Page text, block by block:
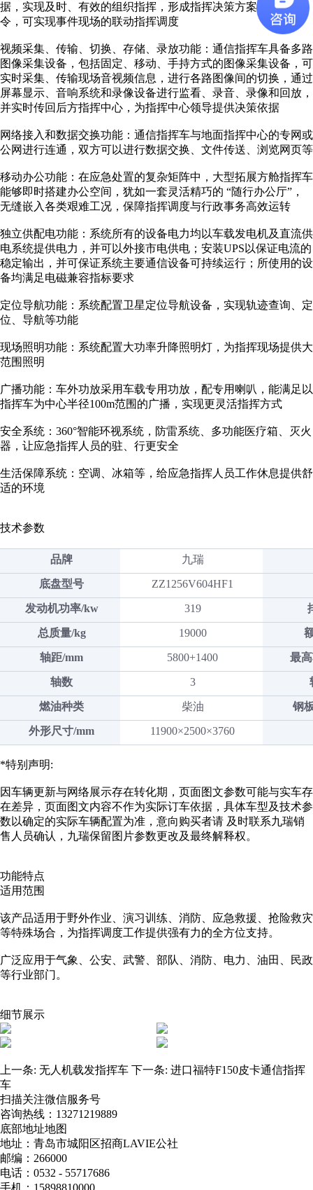
据，实现及时、有效的组织指挥，形成指挥决策方案、下达指
令，可实现事件现场的联动指挥调度
视频采集、传输、切换、存储、录放功能：通信指挥车具备多路
图像采集设备，包括固定、移动、手持方式的图像采集设备，可
实时采集、传输现场音视频信息，进行各路图像间的切换，通过
屏幕显示、音响系统和录像设备进行监看、录音、录像和回放，
并实时传回后方指挥中心，为指挥中心领导提供决策依据
网络接入和数据交换功能：通信指挥车与地面指挥中心的专网或
公网进行连通，双方可以进行数据交换、文件传送、浏览网页等
移动办公功能：在应急处置的复杂矩阵中，大型拓展方舱指挥车
能够即时搭建办公空间，犹如一套灵活精巧的 “随行办公厅”，
无缝嵌入各类艰难工况，保障指挥调度与行政事务高效运转
独立供配电功能：系统所有的设备电力均以车载发电机及直流供
电系统提供电力，并可以外接市电供电；安装UPS以保证电流的
稳定输出，并可保证系统主要通信设备可持续运行；所使用的设
备均满足电磁兼容指标要求
定位导航功能：系统配置卫星定位导航设备，实现轨迹查询、定
位、导航等功能
现场照明功能：系统配置大功率升降照明灯，为指挥现场提供大
范围照明
广播功能：车外功放采用车载专用功放，配专用喇叭，能满足以
指挥车为中心半径100m范围的广播，实现更灵活指挥方式
安全系统：360°智能环视系统，防雷系统、多功能医疗箱、灭火
器，让应急指挥人员的驻、行更安全
生活保障系统：空调、冰箱等，给应急指挥人员工作休息提供舒
适的环境
技术参数
品牌 九瑞
底盘型号 ZZ1256V604HF1
发动机功率/kw 319
总质量/kg 19000
轴距/mm 5800+1400 最
轴数 3
燃油种类 柴油 钢
外形尺寸/mm 11900×2500×3760
*特别声明:
因车辆更新与网络展示存在转化期，页面图文参数可能与实车存
在差异，页面图文内容不作为实际订车依据，具体车型及技术参
数以确定的实际车辆配置为准，意向购买者请 及时联系九瑞销
售人员确认，九瑞保留图片参数更改及最终解释权。
功能特点
适用范围
该产品适用于野外作业、演习训练、消防、应急救援、抢险救灾
等特殊场合，为指挥调度工作提供强有力的全方位支持。
广泛应用于气象、公安、武警、部队、消防、电力、油田、民政
等行业部门。
细节展示
上一条: 无人机载发指挥车 下一条: 进口福特F150皮卡通信指挥
车
扫描关注微信服务号
咨询热线： 13271219889
底部地址地图
地址：青岛市城阳区招商LAVIE公社
邮编：266000
电话：0532 - 55717686
手机：15898810000